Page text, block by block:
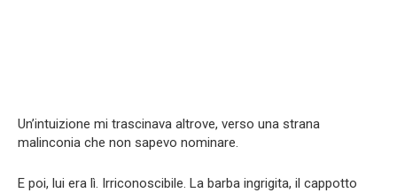
Un’intuizione mi trascinava altrove, verso una strana
malinconia che non sapevo nominare.
E poi, lui era lì. Irriconoscibile. La barba ingrigita, il cappotto